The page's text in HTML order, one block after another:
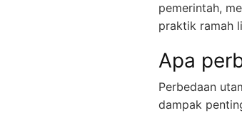
pemerintah,
praktik ramah
Apa
Perbedaan
dampak